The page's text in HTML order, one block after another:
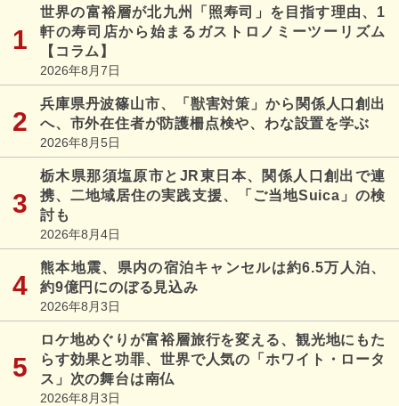
世界の富裕層が北九州「照寿司」を目指す理由、1
軒の寿司店から始まるガストロノミーツーリズム
【コラム】
2026年8月7日
兵庫県丹波篠山市、「獣害対策」から関係人口創出
へ、市外在住者が防護柵点検や、わな設置を学ぶ
2026年8月5日
栃木県那須塩原市とJR東日本、関係人口創出で連
携、二地域居住の実践支援、「ご当地Suica」の検
討も
2026年8月4日
熊本地震、県内の宿泊キャンセルは約6.5万人泊、
約9億円にのぼる見込み
2026年8月3日
ロケ地めぐりが富裕層旅行を変える、観光地にもた
らす効果と功罪、世界で人気の「ホワイト・ロータ
ス」次の舞台は南仏
2026年8月3日